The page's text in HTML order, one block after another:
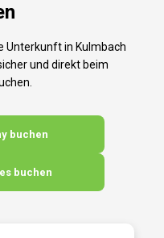
Unterkunft in Kulmbach
und direkt beim
buchen
buchen